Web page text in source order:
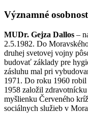
Významné
MUDr. Gejza Dallos –
2.5.1982. Do
druhej svetovej vojny
budovať základy pre
zásluhu mal pri
1971. Do roku 1960
1958 založil
myšlienku Červeného
sociálnych služieb v